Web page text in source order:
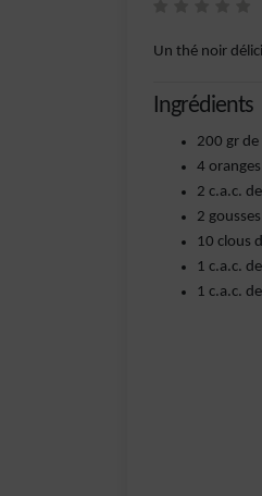
Un thé noir
Ingrédients
200 gr
4
2 c.a.c.
2
10 clous
1 c.a.c.
1 c.a.c.